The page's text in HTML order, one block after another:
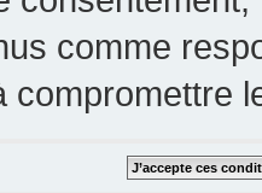
comme
compromettre